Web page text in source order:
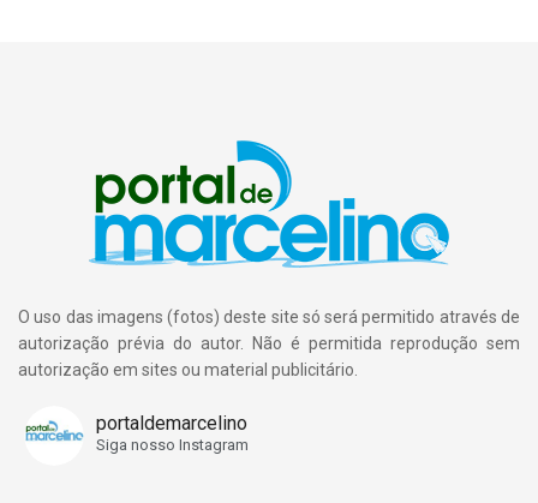
O uso das imagens (fotos) deste site só será permitido através de
autorização prévia do autor. Não é permitida reprodução sem
autorização em sites ou material publicitário.
portaldemarcelino
Siga nosso Instagram